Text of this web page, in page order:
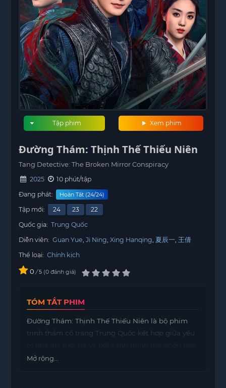
Xem phim
Tập phim
Đường Thám: Thịnh Thế Thiếu Niên
Tang Detective: The Broken Mirror Conspiracy
2025
10 phút/tập
Đang phát:
Hoàn Tất (24/24)
Tập mới: 24 23
22
Quốc gia: Trung Quốc
Diễn viên: Guan Yue Ji Ning Xing Hanqing 夏辰一 王倩
Thể loại: Chính kịch
0 / 5 0 đánh giá
TÓM TẮT PHIM
Đường Thám: Thịnh Thế Thiếu Niên là bộ phim
trinh thám cổ trang Trung Quốc kết hợp giữa yếu
Câu chuyện xoay quanh một nhóm thiếu niên
Mở rộng...